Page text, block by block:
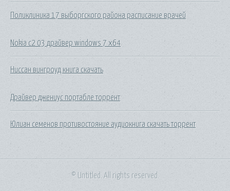
Поликлиника 17 выборгского района расписание врачей
Nokia c2 03 драйвер windows 7 x64
Ниссан вингроуд книга скачать
Драйвер джениус портабле торрент
Юлиан семенов противостояние аудиокнига скачать торрент
© Untitled. All rights reserved.